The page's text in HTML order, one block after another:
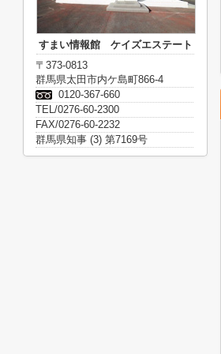
すまい情報館 ケイズエステート
〒373-0813
群馬県太田市内ケ島町866-4
0120-367-660
TEL/0276-60-2300
FAX/0276-60-2232
群馬県知事 (3) 第7169号